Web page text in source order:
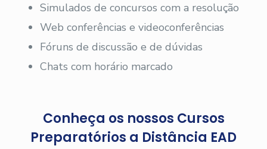
Simulados de concursos com a resolução
Web conferências e videoconferências
Fóruns de discussão e de dúvidas
Chats com horário marcado
Conheça os nossos Cursos
Preparatórios a Distância EAD